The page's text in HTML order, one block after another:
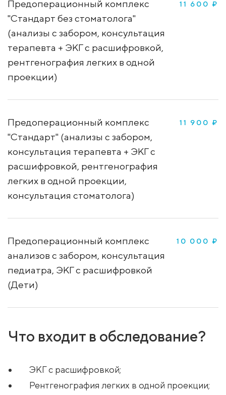
Предоперационный комплекс
"Стандарт без стоматолога"
(анализы с забором, консультация
терапевта + ЭКГ с расшифровкой,
рентгенография легких в одной
проекции)
11 600 ₽
Предоперационный комплекс
"Стандарт" (анализы с забором,
консультация терапевта + ЭКГ с
расшифровкой, рентгенография
легких в одной проекции,
консультация стоматолога)
11 900 ₽
Предоперационный комплекс
анализов с забором, консультация
педиатра, ЭКГ с расшифровкой
(Дети)
10 000 ₽
Что входит в обследование?
ЭКГ с расшифровкой;
Рентгенография легких в одной проекции;